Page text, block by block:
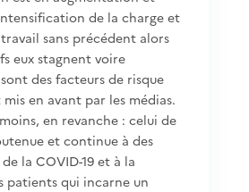
de la charge et
sans précédent alors
eux stagnent voire
des facteurs de risque
en avant par les médias.
en revanche : celui de
et continue à des
la COVID-19 et à la
patients qui incarne un